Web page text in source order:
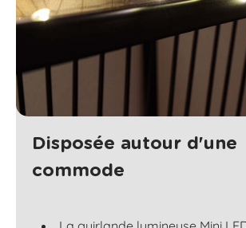
Disposée autour d'une
commode